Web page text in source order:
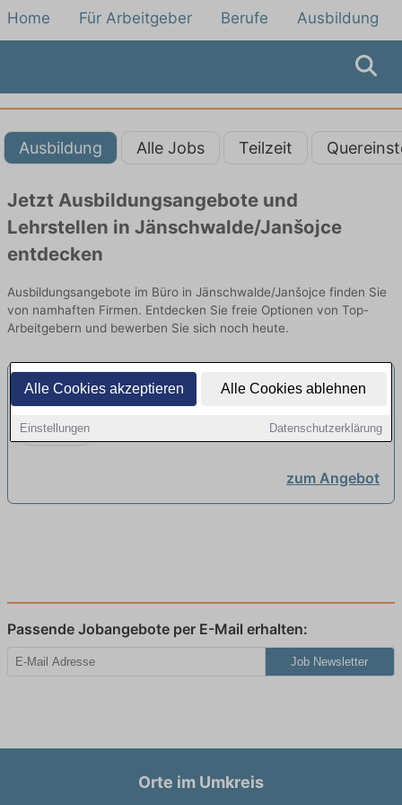
Alle Cookies akzeptieren Alle Cookies ablehnen
Einstellungen Datenschutzerklärung
Home Für Arbeitgeber Berufe Ausbildung
Ausbildung Alle Jobs Teilzeit
Jetzt Ausbildungsangebote und
Lehrstellen in Jänschwalde/Janšojce
entdecken
Ausbildungsangebote im Büro in Jänschwalde/Janšojce finden Sie
von namhaften Firmen. Entdecken Sie freie Optionen von Top-
Arbeitgebern und bewerben Sie sich noch heute.
Werkstudent als Assistent im Büro
A&W Stadtmöbel GmbH neu
A&W Stadtmöbel GmbH | Cottbus
zum Angebot
Passende Jobangebote per E-Mail erhalten:
Job Newsletter
Orte im Umkreis